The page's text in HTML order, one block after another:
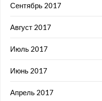
Сентябрь 2017
Август 2017
Июль 2017
Июнь 2017
Апрель 2017